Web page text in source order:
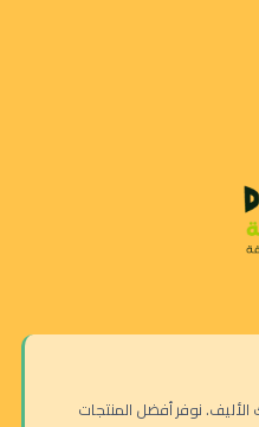
نوفر أفضل المنتجات